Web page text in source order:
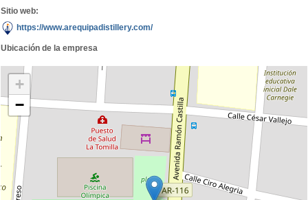
Sitio web:
https://www.arequipadistillery.com/
Ubicación de la empresa
+
−